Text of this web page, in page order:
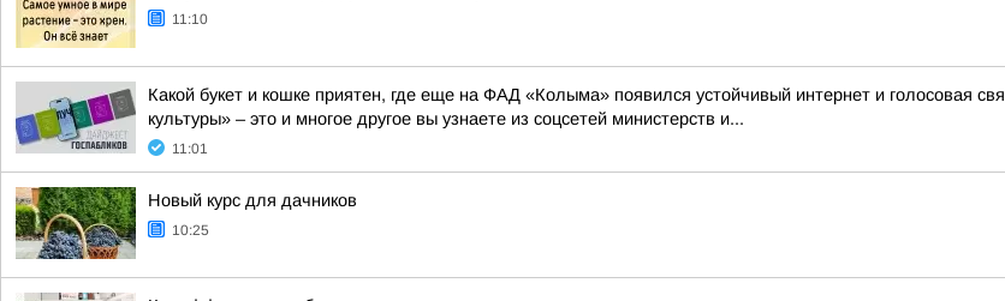
11:10
Какой букет и кошке приятен, где еще на ФАД «Колыма» появился устойчивый интернет и голосовая
культуры» – это и многое другое вы узнаете из соцсетей министерств и...
11:01
Новый курс для дачников
10:25